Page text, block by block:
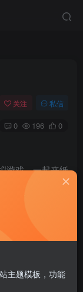
关注 私信
0 196 0
游戏。一起来纸
战阵容，击败你
主题模板，功能